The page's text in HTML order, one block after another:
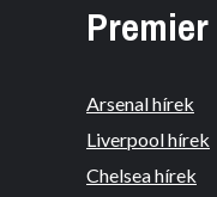
Arsenal hírek
Liverpool hírek
Chelsea hírek